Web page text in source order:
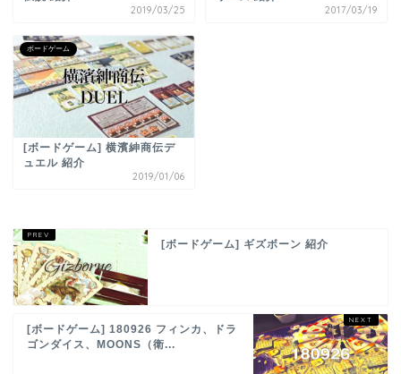
2019/03/25 2017/03/19
ボードゲーム
[ボードゲーム] 横濱紳商伝デ
ュエル 紹介
2019/01/06
[ボードゲーム] ギズボーン 紹介
[ボードゲーム] 180926 フィンカ、ドラ
ゴンダイス、MOONS（衛...